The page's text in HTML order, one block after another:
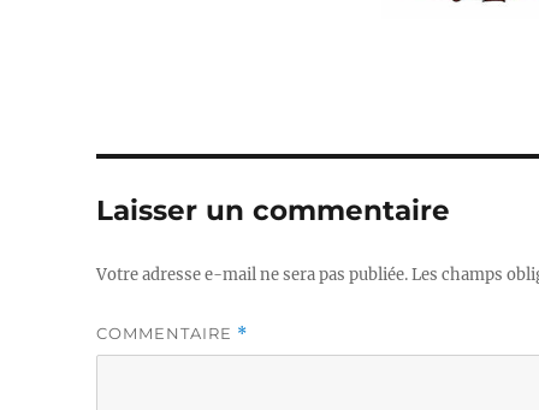
Laisser un commentaire
Votre adresse e-mail ne sera pas publiée.Les champs
COMMENTAIRE *